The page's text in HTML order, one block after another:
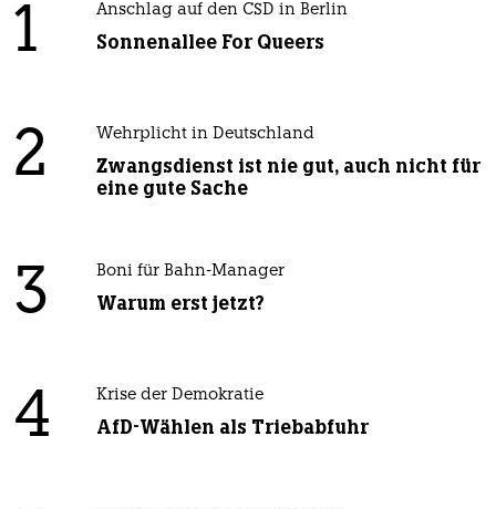
1 Anschlag auf den CSD in Berlin
Sonnenallee For Queers
2 Wehrplicht in Deutschland
Zwangsdienst ist nie gut, auch nicht für
eine gute Sache
3 Boni für Bahn-Manager
Warum erst jetzt?
4 Krise der Demokratie
AfD-Wählen als Triebabfuhr